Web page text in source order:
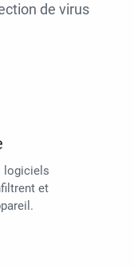
de virus
logiciels
et